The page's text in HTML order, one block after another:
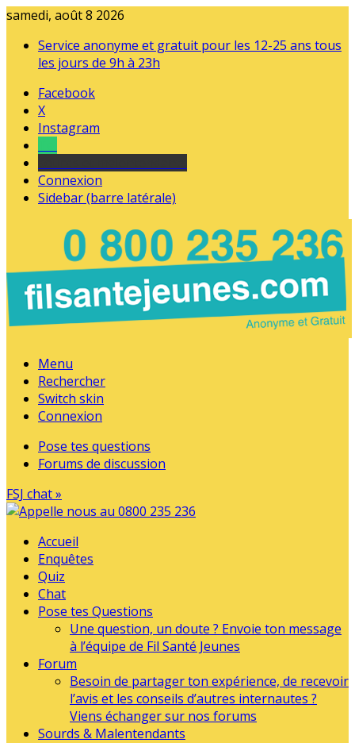
samedi, août 8 2026
Service anonyme et gratuit pour les 12-25 ans tous
les jours de 9h à 23h
Facebook
X
Instagram
Connexion
Sidebar (barre latérale)
Menu
Rechercher
Switch skin
Connexion
Pose tes questions
Forums de discussion
FSJ chat »
Accueil
Enquêtes
Quiz
Chat
Pose tes Questions
Une question, un doute ? Envoie ton message
à l’équipe de Fil Santé Jeunes
Forum
Besoin de partager ton expérience, de recevoir
l’avis et les conseils d’autres internautes ?
Viens échanger sur nos forums
Sourds & Malentendants